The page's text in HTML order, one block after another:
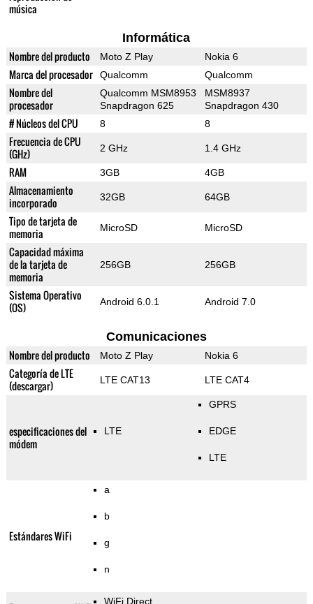
música
Informática
Nombre del producto Moto Z Play Nokia 6
Marca del procesador Qualcomm Qualcomm
Nombre del
procesador
Qualcomm MSM8953
Snapdragon 625
MSM8937
Snapdragon 430
# Núcleos del CPU 8 8
Frecuencia de CPU
(GHz)
2 GHz 1.4 GHz
RAM 3GB 4GB
Almacenamiento
incorporado
32GB 64GB
Tipo de tarjeta de
memoria
MicroSD MicroSD
Capacidad máxima
de la tarjeta de
memoria
256GB 256GB
Sistema Operativo
(OS)
Android 6.0.1 Android 7.0
Comunicaciones
Nombre del producto Moto Z Play Nokia 6
Categoría de LTE
(descargar)
LTE CAT13 LTE CAT4
especificaciones del
módem
LTE
GPRS
EDGE
LTE
Estándares WiFi
a
b
g
n
WiFi Direct